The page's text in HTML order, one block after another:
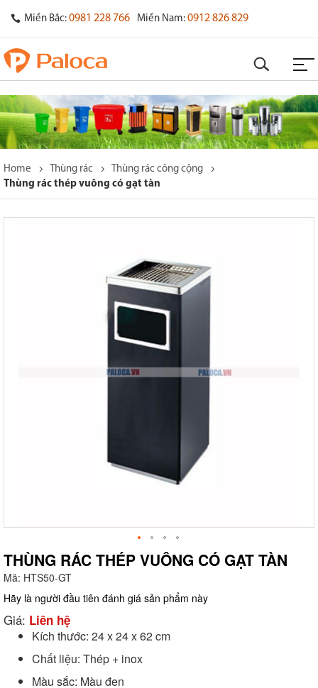
Miền Bắc: 0981 228 766 Miền Nam: 0912 826 829
Home Thùng rác
Thùng rác công cộng
Thùng rác thép vuông có gạt tàn
THÙNG RÁC THÉP VUÔNG CÓ GẠT TÀN
Mã: HTS50-GT
Hãy là người đầu tiên đánh giá sản phẩm này
Giá: Liên hệ
Kích thước: 24 x 24 x 62 cm
Chất liệu: Thép + inox
Màu sắc: Màu đen